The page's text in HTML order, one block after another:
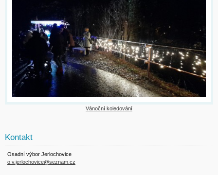
Vánoční koledování
Kontakt
Osadní výbor Jerlochovice
o.v.jerlochovice@seznam.cz